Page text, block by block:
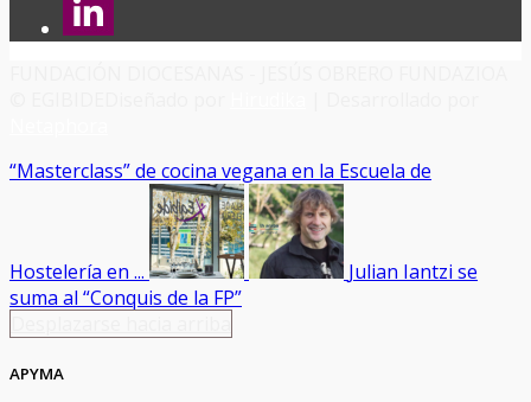
“Masterclass” de cocina vegana en la Escuela de
Hostelería en ...
Julian Iantzi se
suma al “Conquis de la FP”
APYMA